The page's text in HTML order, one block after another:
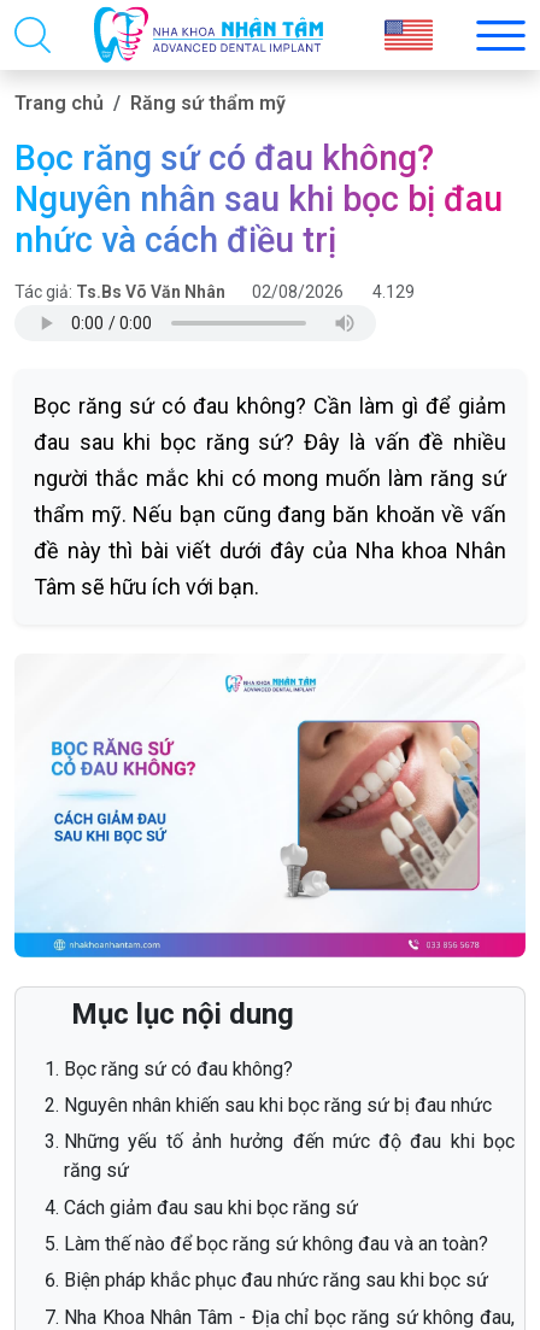
Trang chủ Răng sứ thẩm mỹ
Bọc răng sứ có đau không?
Nguyên nhân sau khi bọc bị đau
nhức và cách điều trị
Tác giả: Ts.Bs Võ Văn Nhân 02/08/2026 4.129
Bọc răng sứ có đau không? Cần làm gì để giảm
đau sau khi bọc răng sứ? Đây là vấn đề nhiều
người thắc mắc khi có mong muốn làm răng sứ
thẩm mỹ. Nếu bạn cũng đang băn khoăn về vấn
đề này thì bài viết dưới đây của Nha khoa Nhân
Tâm sẽ hữu ích với bạn.
Mục lục nội dung
Bọc răng sứ có đau không?
Nguyên nhân khiến sau khi bọc răng sứ bị đau nhức
Những yếu tố ảnh hưởng đến mức độ đau khi bọc
răng sứ
Cách giảm đau sau khi bọc răng sứ
Làm thế nào để bọc răng sứ không đau và an toàn?
Biện pháp khắc phục đau nhức răng sau khi bọc sứ
Nha Khoa Nhân Tâm - Địa chỉ bọc răng sứ không đau,